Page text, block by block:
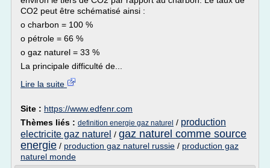
CO2 peut être schématisé ainsi :
o charbon = 100 %
o pétrole = 66 %
o gaz naturel = 33 %
La principale difficulté de...
Lire la suite
Site : https://www.edfenr.com
Thèmes liés : definition energie gaz naturel / production
electricite gaz naturel / gaz naturel comme source
energie / production gaz naturel russie / production gaz
naturel monde